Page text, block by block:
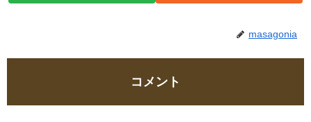
masagonia
コメント